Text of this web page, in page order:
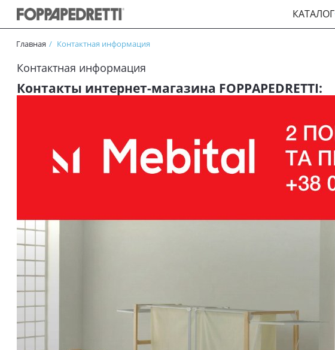
КАТАЛОГ
Главная Контактная информация
Контактная информация
Контакты интернет-магазина FOPPAPEDRETTI: